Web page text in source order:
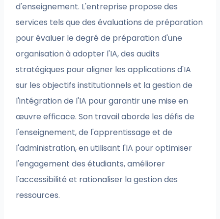
d'enseignement. L'entreprise propose des
services tels que des évaluations de préparation
pour évaluer le degré de préparation d'une
organisation à adopter l'IA, des audits
stratégiques pour aligner les applications d'IA
sur les objectifs institutionnels et la gestion de
l'intégration de l'IA pour garantir une mise en
œuvre efficace. Son travail aborde les défis de
l'enseignement, de l'apprentissage et de
l'administration, en utilisant l'IA pour optimiser
l'engagement des étudiants, améliorer
l'accessibilité et rationaliser la gestion des
ressources.